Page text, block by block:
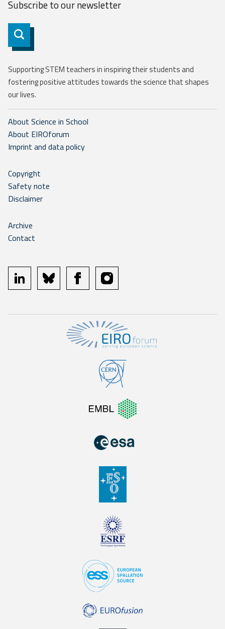
Subscribe to ournewsletter
Subscribe
Supporting STEM teachers in inspiring their students and
fostering positive attitudes towards the science that shapes
our lives.
About Science in School
About EIROforum
Imprint and data policy
Copyright
Safety note
Disclaimer
Archive
Contact
linkedin bluesky facebookinstagram